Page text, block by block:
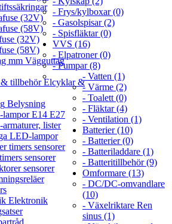
(32V)
(58V)
(32V)
(58V)
Vägguttag
Elcyklar &
Belysning
E14 E27
lister
LED-lampor
sensorer
sensorer
Elektronik
- Frys/kylboxar (0)
- Gasolspisar (2)
- Spisfläktar (0)
VVS (16)
- Elpatroner (0)
- Pumpar (8)
- Vatten (1)
- Värme (2)
- Toalett (0)
- Fläktar (4)
- Ventilation (1)
Batterier (10)
- Batterier (0)
- Batteriladdare (1)
- Batteritillbehör (9)
Omformare (13)
- DC/DC-omvandlare
(10)
- Växelriktare Ren
sinus (1)